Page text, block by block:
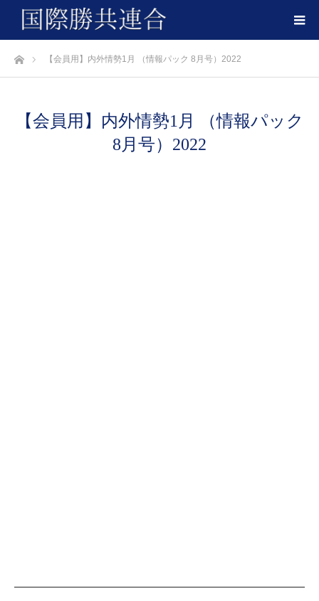
ホーム 【会員用】内外情勢1月 （情報パック 8月号）2022
【会員用】内外情勢1月 （情報パック
8月号）2022